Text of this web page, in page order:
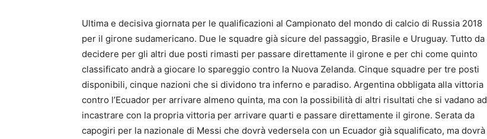
Ultima e decisiva giornata per le qualificazioni al Campionato del mondo di calcio di Russia 2018
per il girone sudamericano. Due le squadre già sicure del passaggio, Brasile e Uruguay. Tutto da
decidere per gli altri due posti rimasti per passare direttamente il girone e per chi come quinto
classificato andrà a giocare lo spareggio contro la Nuova Zelanda. Cinque squadre per tre posti
disponibili, cinque nazioni che si dividono tra inferno e paradiso. Argentina obbligata alla vittoria
contro l’Ecuador per arrivare almeno quinta, ma con la possibilità di altri risultati che si vadano ad
incastrare con la propria vittoria per arrivare quarti e passare direttamente il girone. Serata da
capogiri per la nazionale di Messi che dovrà vedersela con un Ecuador già squalificato, ma dovrà